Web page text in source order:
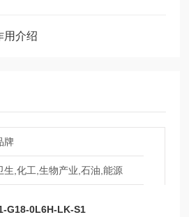
用介绍
牌
生,化工,生物产业,石油,能源
G18-0L6H-LK-S1